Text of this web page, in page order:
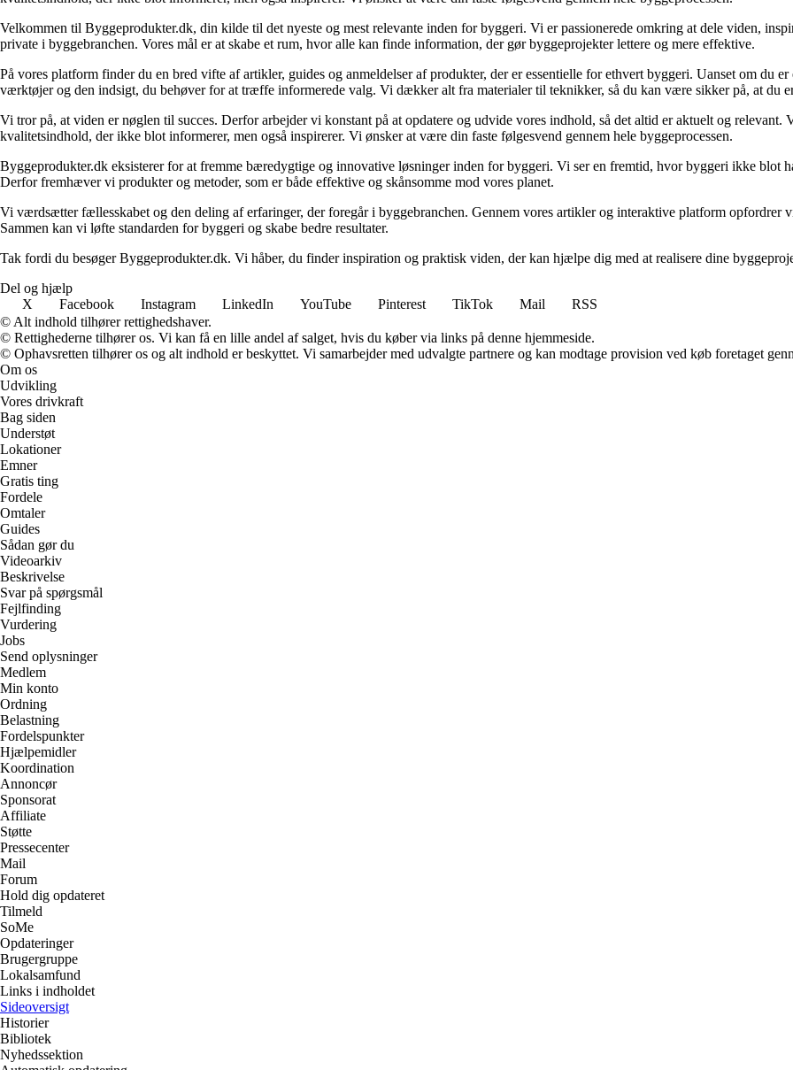
Velkommen til Byggeprodukter.dk, din kilde til det nyeste og mest relevante inden for byggeri. Vi er passionerede omkring at dele viden,
private i byggebranchen. Vores mål er at skabe et rum, hvor alle kan finde information, der gør byggeprojekter lettere og mere effektive.
På vores platform finder du en bred vifte af artikler, guides og anmeldelser af produkter, der er essentielle for ethvert byggeri. Uanset om du
værktøjer og den indsigt, du behøver for at træffe informerede valg. Vi dækker alt fra materialer til teknikker, så du kan være sikker på, at du
Vi tror på, at viden er nøglen til succes. Derfor arbejder vi konstant på at opdatere og udvide vores indhold, så det altid er aktuelt og relevant.
kvalitetsindhold, der ikke blot informerer, men også inspirerer. Vi ønsker at være din faste følgesvend gennem hele byggeprocessen.
Byggeprodukter.dk eksisterer for at fremme bæredygtige og innovative løsninger inden for byggeri. Vi ser en fremtid, hvor byggeri ikke blot
Derfor fremhæver vi produkter og metoder, som er både effektive og skånsomme mod vores planet.
Vi værdsætter fællesskabet og den deling af erfaringer, der foregår i byggebranchen. Gennem vores artikler og interaktive platform opfordrer
Sammen kan vi løfte standarden for byggeri og skabe bedre resultater.
Tak fordi du besøger Byggeprodukter.dk. Vi håber, du finder inspiration og praktisk viden, der kan hjælpe dig med at realisere dine
Del og hjælp
X
Facebook Instagram LinkedIn YouTube Pinterest TikTok Mail
RSS
© Alt indhold tilhører rettighedshaver.
© Rettighederne tilhører os. Vi kan få en lille andel af salget, hvis du køber via links på denne hjemmeside.
© Ophavsretten tilhører os og alt indhold er beskyttet. Vi samarbejder med udvalgte partnere og kan modtage provision ved køb foretaget
Om os
Udvikling
Vores drivkraft
Bag siden
Understøt
Lokationer
Emner
Gratis ting
Fordele
Omtaler
Guides
Sådan gør du
Videoarkiv
Beskrivelse
Svar på spørgsmål
Fejlfinding
Vurdering
Jobs
Send oplysninger
Medlem
Min konto
Ordning
Belastning
Fordelspunkter
Hjælpemidler
Koordination
Annoncør
Sponsorat
Affiliate
Støtte
Pressecenter
Mail
Forum
Hold dig opdateret
Tilmeld
SoMe
Opdateringer
Brugergruppe
Lokalsamfund
Links i indholdet
Sideoversigt
Historier
Bibliotek
Nyhedssektion